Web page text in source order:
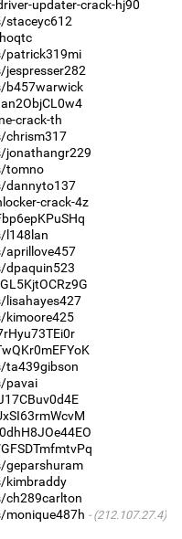
updater-crack-hj90
staceyc612
patrick319mi
b457warwick
crack-th
chrism317
jonathangr229
tomno
dannyto137
crack-4z
l148lan
aprillove457
dpaquin523
kimoore425
ta439gibson
pavai
geparshuram
kimbraddy
ch289carlton
(212.107.27.4)